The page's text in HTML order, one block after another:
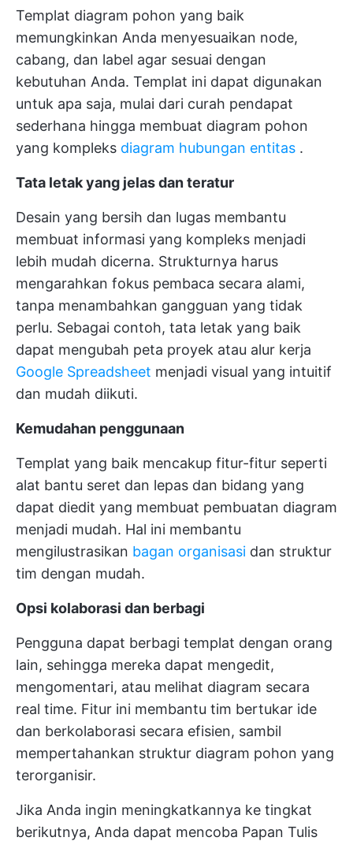
Templat diagram pohon yang baik
memungkinkan Anda menyesuaikan node,
cabang, dan label agar sesuai dengan
kebutuhan Anda. Templat ini dapat digunakan
untuk apa saja, mulai dari curah pendapat
sederhana hingga membuat diagram pohon
yang kompleks diagram hubungan entitas .
Tata letak yang jelas dan teratur
Desain yang bersih dan lugas membantu
membuat informasi yang kompleks menjadi
lebih mudah dicerna. Strukturnya harus
mengarahkan fokus pembaca secara alami,
tanpa menambahkan gangguan yang tidak
perlu. Sebagai contoh, tata letak yang baik
dapat mengubah peta proyek atau alur kerja
Google Spreadsheet menjadi visual yang intuitif
dan mudah diikuti.
Kemudahan penggunaan
Templat yang baik mencakup fitur-fitur seperti
alat bantu seret dan lepas dan bidang yang
dapat diedit yang membuat pembuatan diagram
menjadi mudah. Hal ini membantu
mengilustrasikan bagan organisasi dan struktur
tim dengan mudah.
Opsi kolaborasi dan berbagi
Pengguna dapat berbagi templat dengan orang
lain, sehingga mereka dapat mengedit,
mengomentari, atau melihat diagram secara
real time. Fitur ini membantu tim bertukar ide
dan berkolaborasi secara efisien, sambil
mempertahankan struktur diagram pohon yang
terorganisir.
Jika Anda ingin meningkatkannya ke tingkat
berikutnya, Anda dapat mencoba Papan Tulis